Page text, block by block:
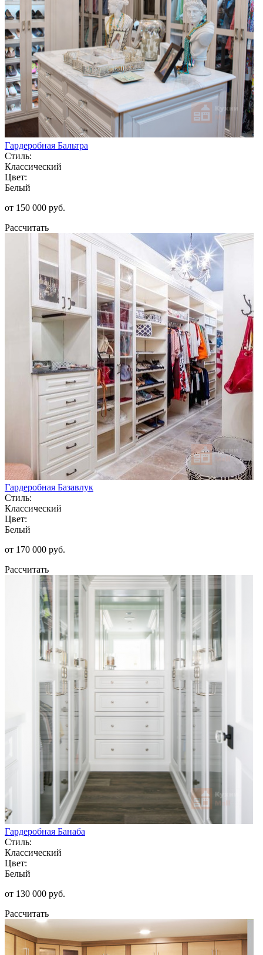
Гардеробная Бальтра
Стиль:
Классический
Цвет:
Белый
от 150 000 руб.
Рассчитать
Гардеробная Базавлук
Стиль:
Классический
Цвет:
Белый
от 170 000 руб.
Рассчитать
Гардеробная Банаба
Стиль:
Классический
Цвет:
Белый
от 130 000 руб.
Рассчитать